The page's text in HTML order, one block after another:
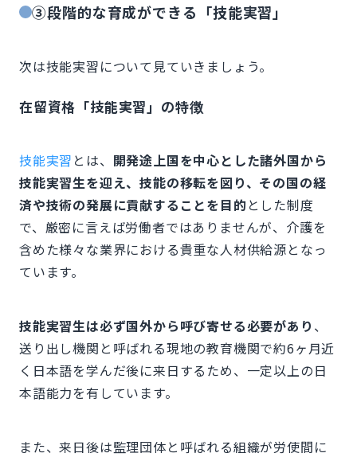
③段階的な育成ができる「技能実習」
次は技能実習について見ていきましょう。
在留資格「技能実習」の特徴
技能実習 とは、 開発途上国を中心とした諸外国から
技能実習生を迎え、技能の移転を図り、その国の経
済や技術の発展に貢献することを目的 とした制度
で、厳密に言えば労働者ではありませんが、介護を
含めた様々な業界における貴重な人材供給源となっ
ています。
技能実習生は必ず国外から呼び寄せる必要があり 、
送り出し機関と呼ばれる現地の教育機関で約6ヶ月近
く日本語を学んだ後に来日するため、一定以上の日
本語能力を有しています。
また、来日後は監理団体と呼ばれる組織が労使間に